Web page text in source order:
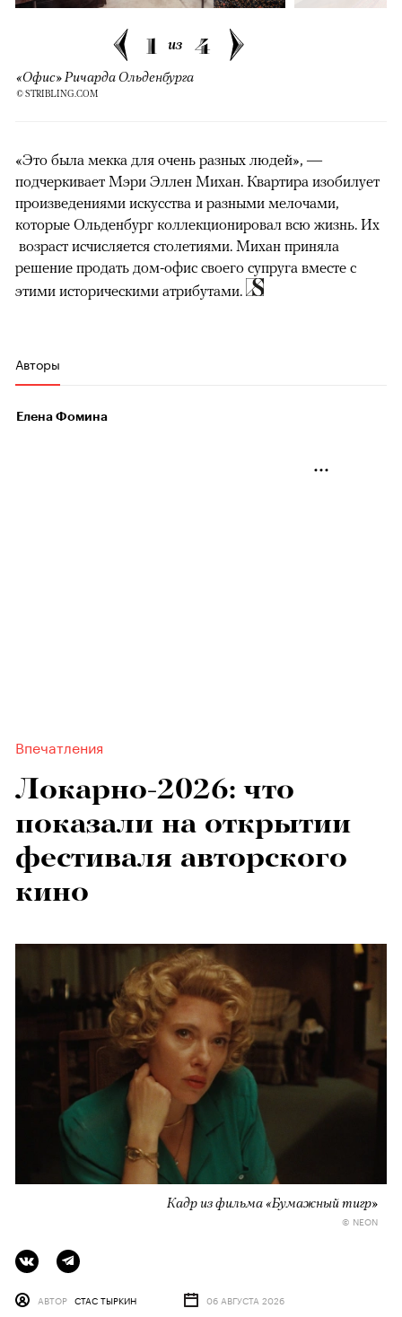
1 из 4
«Офис» Ричарда Ольденбурга
© STRIBLING.COM
«Это была мекка для очень разных людей», —
подчеркивает Мэри Эллен Михан. Квартира изобилует
произведениями искусства и разными мелочами,
которые Ольденбург коллекционировал всю жизнь. Их
возраст исчисляется столетиями. Михан приняла
решение продать дом-офис своего супруга вместе с
этими историческими атрибутами.
Авторы
Елена Фомина
Впечатления
Локарно-2026: что
показали на открытии
фестиваля авторского
кино
Кадр из фильма «Бумажный тигр»
© NEON
АВТОР СТАС ТЫРКИН 06 АВГУСТА 2026